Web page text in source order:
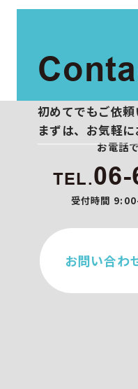
初めてでもご依頼
まずは、お気軽
お電話
TEL.
受付時間
お問い合わ